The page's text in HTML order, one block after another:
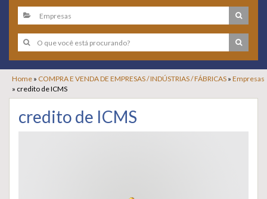
Home » COMPRA E VENDA DE EMPRESAS / INDÚSTRIAS / FÁBRICAS » Empresas
» credito de ICMS
credito de ICMS